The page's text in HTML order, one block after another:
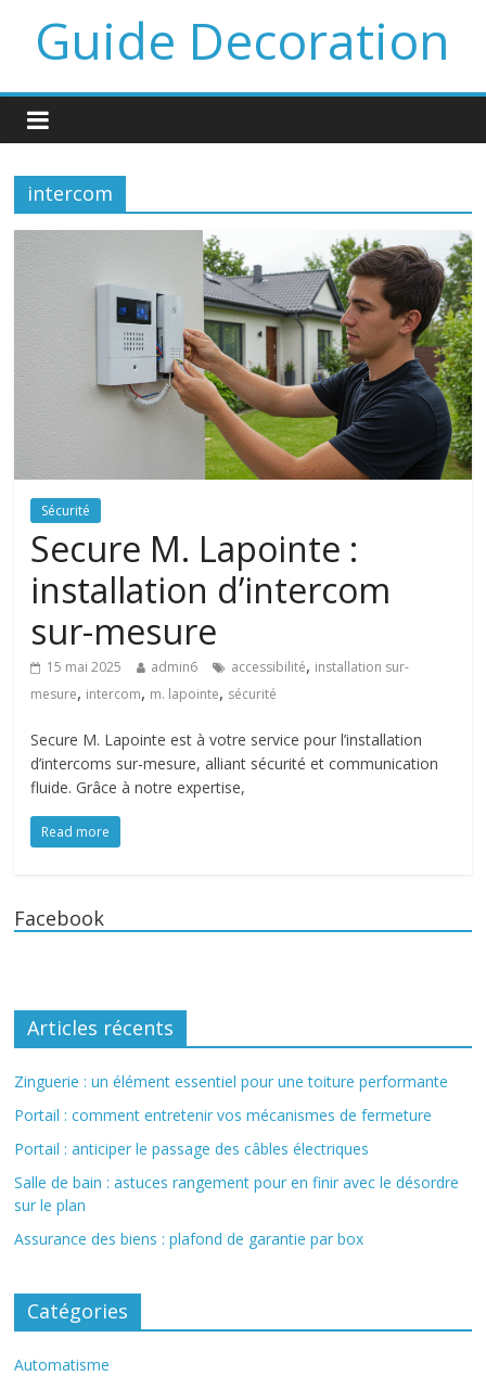
Guide Decoration
intercom
Sécurité
Secure M. Lapointe :
installation d’intercom
sur-mesure
15 mai 2025 admin6 accessibilité, installation sur-
mesure, intercom, m. lapointe, sécurité
Secure M. Lapointe est à votre service pour l’installation
d’intercoms sur-mesure, alliant sécurité et communication
fluide. Grâce à notre expertise,
Read more
Facebook
Articles récents
Zinguerie : un élément essentiel pour une toiture performante
Portail : comment entretenir vos mécanismes de fermeture
Portail : anticiper le passage des câbles électriques
Salle de bain : astuces rangement pour en finir avec le désordre
sur le plan
Assurance des biens : plafond de garantie par box
Catégories
Automatisme